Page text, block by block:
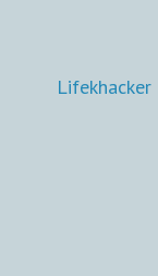
Lifekhacker